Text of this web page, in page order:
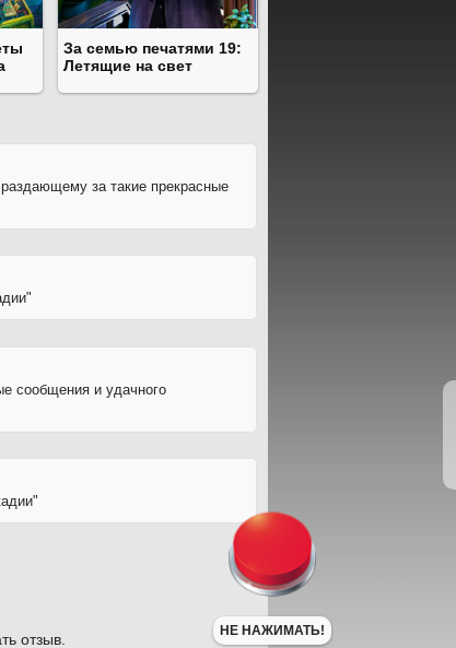
За семью печатями 19:
Летящие на свет
за такие прекрасные
сообщения и удачного
отзыв. НЕ НАЖИМАТЬ!